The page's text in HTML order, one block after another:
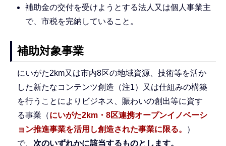
補助金の交付を受けようとする法人又は個人事業主
で、市税を完納していること。
補助対象事業
にいがた2km又は市内8区の地域資源、技術等を活か
した新たなコンテンツ創造（注1）又は仕組みの構築
を行うことによりビジネス、賑わいの創出等に資す
る事業（にいがた2km・8区連携オープンイノベーシ
ョン推進事業を活用し創造された事業に限る。
）
で、 次のいずれかに該当するものとします。